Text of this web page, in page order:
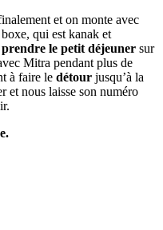
et on monte avec
qui est kanak et
le petit déjeuner sur
Mitra pendant plus de
à faire le détour jusqu’à la
et nous laisse son numéro